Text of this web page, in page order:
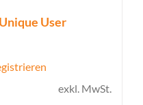
User
exkl. MwSt.